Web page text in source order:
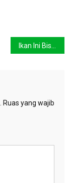
Ruas yang wajib